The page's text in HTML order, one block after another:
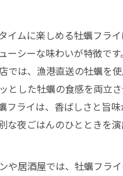
イムに楽しめる牡蠣フラ
ーシーな味わいが特徴で
では、漁港直送の牡蠣を
とした牡蠣の食感を両立
フライは、香ばしさと旨味
な夜ごはんのひとときを
や居酒屋では、牡蠣フラ